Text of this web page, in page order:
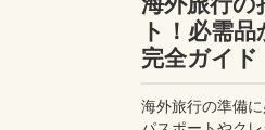
ト！必需
完全ガイド
海外旅行の準備